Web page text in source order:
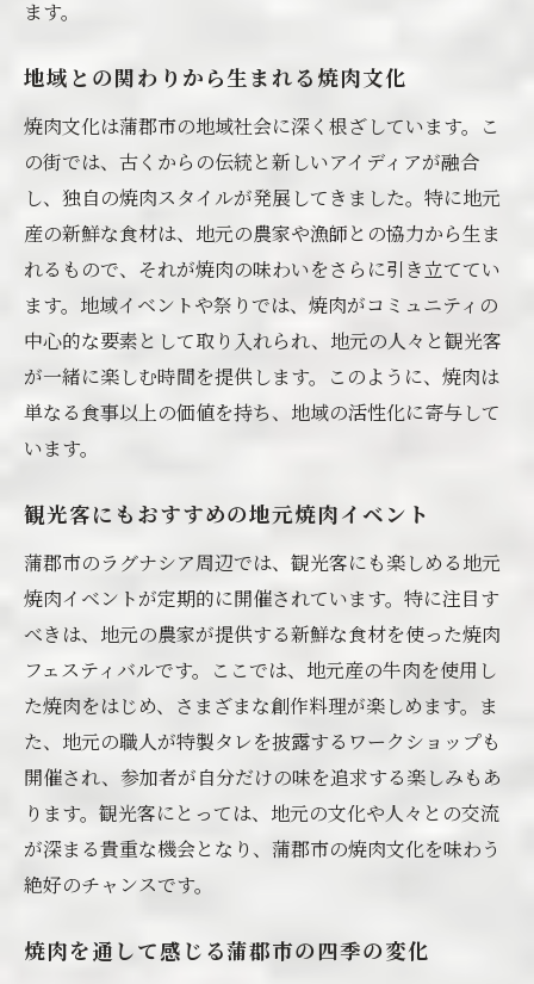
ます。
地域との関わりから生まれる焼肉文化
焼肉文化は蒲郡市の地域社会に深く根ざしています。こ
の街では、古くからの伝統と新しいアイディアが融合
し、独自の焼肉スタイルが発展してきました。特に地元
産の新鮮な食材は、地元の農家や漁師との協力から生ま
れるもので、それが焼肉の味わいをさらに引き立ててい
ます。地域イベントや祭りでは、焼肉がコミュニティの
中心的な要素として取り入れられ、地元の人々と観光客
が一緒に楽しむ時間を提供します。このように、焼肉は
単なる食事以上の価値を持ち、地域の活性化に寄与して
います。
観光客にもおすすめの地元焼肉イベント
蒲郡市のラグナシア周辺では、観光客にも楽しめる地元
焼肉イベントが定期的に開催されています。特に注目す
べきは、地元の農家が提供する新鮮な食材を使った焼肉
フェスティバルです。ここでは、地元産の牛肉を使用し
た焼肉をはじめ、さまざまな創作料理が楽しめます。ま
た、地元の職人が特製タレを披露するワークショップも
開催され、参加者が自分だけの味を追求する楽しみもあ
ります。観光客にとっては、地元の文化や人々との交流
が深まる貴重な機会となり、蒲郡市の焼肉文化を味わう
絶好のチャンスです。
焼肉を通して感じる蒲郡市の四季の変化